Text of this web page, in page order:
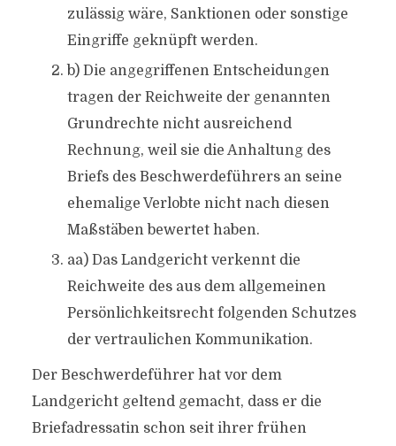
zulässig wäre, Sanktionen oder sonstige
Eingriffe geknüpft werden.
b) Die angegriffenen Entscheidungen
tragen der Reichweite der genannten
Grundrechte nicht ausreichend
Rechnung, weil sie die Anhaltung des
Briefs des Beschwerdeführers an seine
ehemalige Verlobte nicht nach diesen
Maßstäben bewertet haben.
aa) Das Landgericht verkennt die
Reichweite des aus dem allgemeinen
Persönlichkeitsrecht folgenden Schutzes
der vertraulichen Kommunikation.
Der Beschwerdeführer hat vor dem
Landgericht geltend gemacht, dass er die
Briefadressatin schon seit ihrer frühen